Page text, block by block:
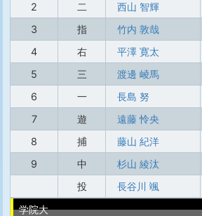
2
二 西山 智輝
3
指 竹内 敦哉
4
右 平澤 寛太
5
三 渡邊 崚馬
6
一 長島 努
7
遊 遠藤 怜央
8
捕 藤山 紀洋
9
中 杉山 綾汰
投
長谷川 颯
学院大